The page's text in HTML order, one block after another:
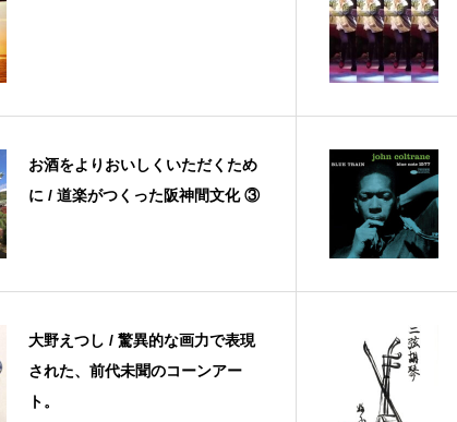
お酒をよりおいしくいただくため
に / 道楽がつくった阪神間文化 ③
大野えつし / 驚異的な画力で表現
された、前代未聞のコーンアー
ト。